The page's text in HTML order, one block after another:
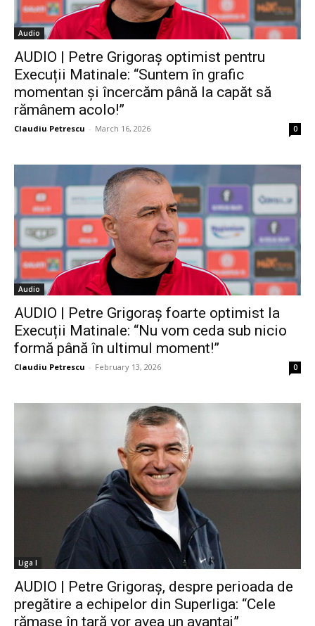
Audio
AUDIO | Petre Grigoraș optimist pentru
Execuții Matinale: “Suntem în grafic
momentan și încercăm până la capăt să
rămânem acolo!”
Claudiu Petrescu - March 16, 2026 0
Audio
AUDIO | Petre Grigoraș foarte optimist la
Execuții Matinale: “Nu vom ceda sub nicio
formă până în ultimul moment!”
Claudiu Petrescu - February 13, 2026 0
Liga I
AUDIO | Petre Grigoraș, despre perioada de
pregătire a echipelor din Superliga: “Cele
rămase în țară vor avea un avantaj”